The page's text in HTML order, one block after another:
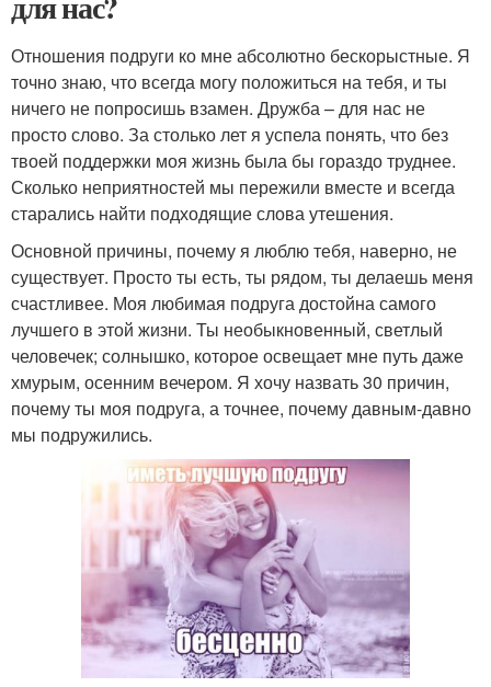
Отношения подруги ко мне абсолютно бескорыстные. Я
точно знаю, что всегда могу положиться на тебя, и ты
ничего не попросишь взамен. Дружба – для нас не
просто слово. За столько лет я успела понять, что без
твоей поддержки моя жизнь была бы гораздо труднее.
Сколько неприятностей мы пережили вместе и всегда
старались найти подходящие слова утешения.
Основной причины, почему я люблю тебя, наверно, не
существует. Просто ты есть, ты рядом, ты делаешь меня
счастливее. Моя любимая подруга достойна самого
лучшего в этой жизни. Ты необыкновенный, светлый
человечек; солнышко, которое освещает мне путь даже
хмурым, осенним вечером. Я хочу назвать 30 причин,
почему ты моя подруга, а точнее, почему давным-давно
мы подружились.